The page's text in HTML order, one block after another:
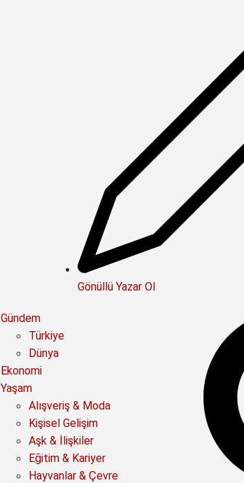
Gönüllü Yazar Ol
Gündem
Türkiye
Dünya
Ekonomi
Yaşam
Alışveriş & Moda
Kişisel Gelişim
Aşk & İlişkiler
Eğitim & Kariyer
Hayvanlar & Çevre